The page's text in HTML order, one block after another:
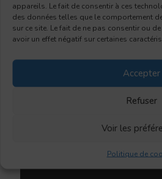
appareils. Le fait de consentir à ces
des données telles que le comportement
sur ce site. Le fait de ne pas consentir ou
avoir un effet négatif sur certaines
Accepter
Refuser
Voir les
Politique de